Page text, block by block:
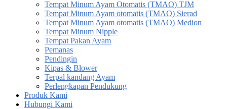
Tempat Minum Ayam Otomatis (TMAO) TJM
Tempat Minum Ayam otomatis (TMAO) Sierad
Tempat Minum Ayam otomatis (TMAO) Medion
Tempat Minum Nipple
Tempat Pakan Ayam
Pemanas
Pendingin
Kipas & Blower
Terpal kandang Ayam
Perlengkapan Pendukung
Produk Kami
Hubungi Kami